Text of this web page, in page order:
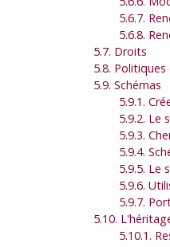
5.6.7.
5.6.8.
5.7. Droits
5.8.
5.9. Schémas
5.9.1.
5.9.2. Le
5.9.3.
5.9.4.
5.9.5. Le
5.9.6.
5.9.7.
5.10.
5.10.1.